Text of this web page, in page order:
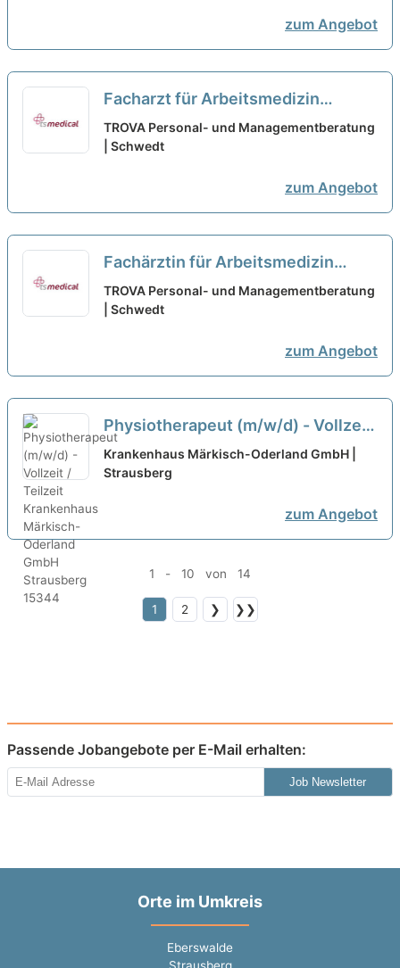
zum Angebot
Facharzt für Arbeitsmedizin
(m/w/d) Schwedt - Teilzeit oder
Vollzeit
TROVA Personal- und Managementberatung
| Schwedt
zum Angebot
Fachärztin für Arbeitsmedizin
(m/w/d) Schwedt - Teilzeit oder
Vollzeit
TROVA Personal- und Managementberatung
| Schwedt
zum Angebot
Physiotherapeut (m/w/d) - Vollzeit
/ Teilzeit neu
Krankenhaus Märkisch-Oderland GmbH |
Strausberg
zum Angebot
1 - 10 von 14
1 2 ❯ ❯❯
Passende Jobangebote per E-Mail erhalten:
Job Newsletter
Orte im Umkreis
Eberswalde